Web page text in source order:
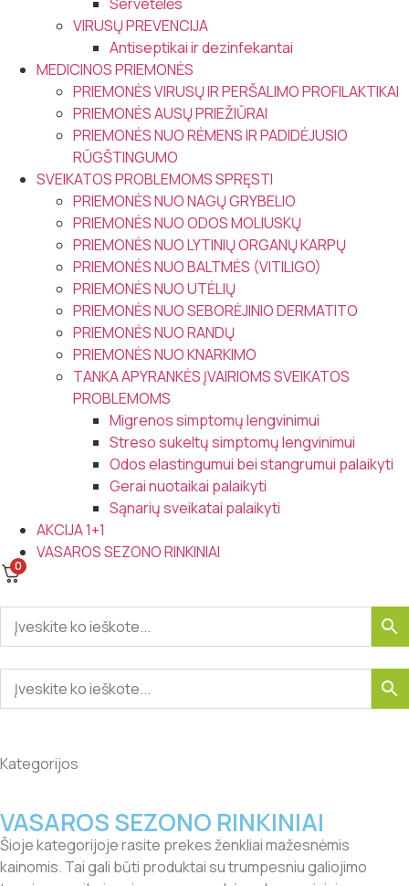
VIRUSŲ PREVENCIJA
Antiseptikai ir dezinfekantai
MEDICINOS PRIEMONĖS
PRIEMONĖS VIRUSŲ IR PERŠALIMO PROFILAKTIKAI
PRIEMONĖS AUSŲ PRIEŽIŪRAI
PRIEMONĖS NUO RĖMENS IR PADIDĖJUSIO
RŪGŠTINGUMO
SVEIKATOS PROBLEMOMS SPRĘSTI
PRIEMONĖS NUO NAGŲ GRYBELIO
PRIEMONĖS NUO ODOS MOLIUSKŲ
PRIEMONĖS NUO LYTINIŲ ORGANŲ KARPŲ
PRIEMONĖS NUO BALTMĖS (VITILIGO)
PRIEMONĖS NUO UTĖLIŲ
PRIEMONĖS NUO SEBORĖJINIO DERMATITO
PRIEMONĖS NUO RANDŲ
PRIEMONĖS NUO KNARKIMO
TANKA APYRANKĖS ĮVAIRIOMS SVEIKATOS
PROBLEMOMS
Migrenos simptomų lengvinimui
Streso sukeltų simptomų lengvinimui
Odos elastingumui bei stangrumui palaikyti
Gerai nuotaikai palaikyti
Sąnarių sveikatai palaikyti
AKCIJA 1+1
VASAROS SEZONO RINKINIAI
0
Kategorijos
VASAROS SEZONO RINKINIAI
Šioje kategorijoje rasite prekes ženkliai mažesnėmis
kainomis. Tai gali būti produktai su trumpesniu galiojimo